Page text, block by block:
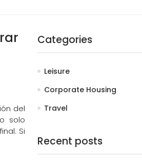
del
solo
Si
Categories
Leisure
Corporate Housing
Travel
Recent posts